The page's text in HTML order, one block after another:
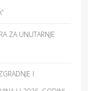
ZA UNUTARNJE
I